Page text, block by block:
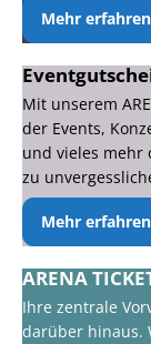
Mehr erfahren
Mit unserem
der Events,
und vieles mehr
zu
Mehr erfahren
ARENA
Ihre zentrale
darüber hinaus.